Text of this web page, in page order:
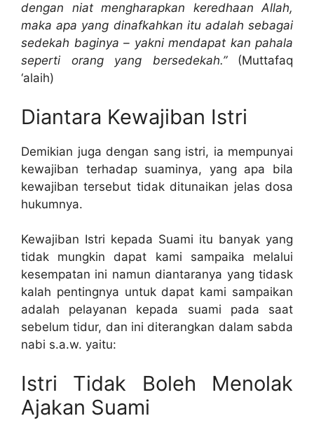
dengan niat mengharapkan keredhaan Allah,
maka apa yang dinafkahkan itu adalah sebagai
sedekah baginya – yakni mendapat kan pahala
seperti orang yang bersedekah.”(Muttafaq
‘alaih)
Diantara Kewajiban Istri
Demikian juga dengan sang istri, ia mempunyai
kewajiban terhadap suaminya, yang apa bila
kewajiban tersebut tidak ditunaikan jelas dosa
hukumnya.
Kewajiban Istri kepada Suami itu banyak yang
tidak mungkin dapat kami sampaika melalui
kesempatan ini namun diantaranya yang tidask
kalah pentingnya untuk dapat kami sampaikan
adalah pelayanan kepada suami pada saat
sebelum tidur, dan ini diterangkan dalam sabda
nabi s.a.w. yaitu:
Istri Tidak Boleh Menolak
Ajakan Suami